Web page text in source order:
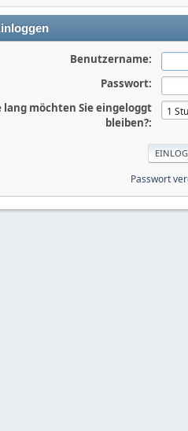
Benutzername:
Passwort:
lang möchten Sie eingeloggt
bleiben?:
Passwort